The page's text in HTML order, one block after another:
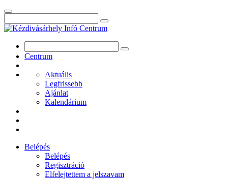
Centrum
Aktuális
Legfrissebb
Ajánlat
Kalendárium
Belépés
Belépés
Regisztráció
Elfelejtettem a jelszavam